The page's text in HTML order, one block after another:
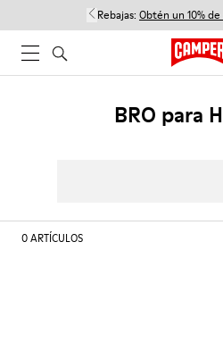
Rebajas: Obtén un 10%
BRO para
0ARTÍCULOS